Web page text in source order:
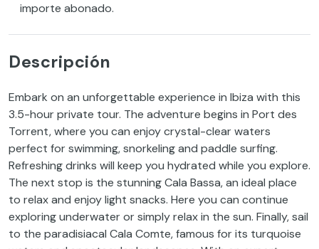
importe abonado.
Descripción
Embark on an unforgettable experience in Ibiza with this
3.5-hour private tour. The adventure begins in Port des
Torrent, where you can enjoy crystal-clear waters
perfect for swimming, snorkeling and paddle surfing.
Refreshing drinks will keep you hydrated while you explore.
The next stop is the stunning Cala Bassa, an ideal place
to relax and enjoy light snacks. Here you can continue
exploring underwater or simply relax in the sun. Finally, sail
to the paradisiacal Cala Comte, famous for its turquoise